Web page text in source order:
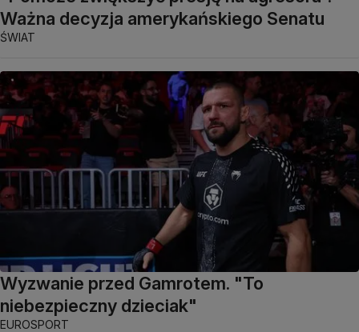
Ważna decyzja amerykańskiego Senatu
ŚWIAT
Wyzwanie przed Gamrotem. "To
niebezpieczny dzieciak"
EUROSPORT